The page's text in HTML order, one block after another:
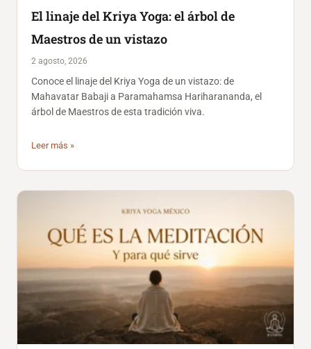
El linaje del Kriya Yoga: el árbol de
Maestros de un vistazo
2 agosto, 2026
Conoce el linaje del Kriya Yoga de un vistazo: de
Mahavatar Babaji a Paramahamsa Hariharananda, el
árbol de Maestros de esta tradición viva.
Leer más »